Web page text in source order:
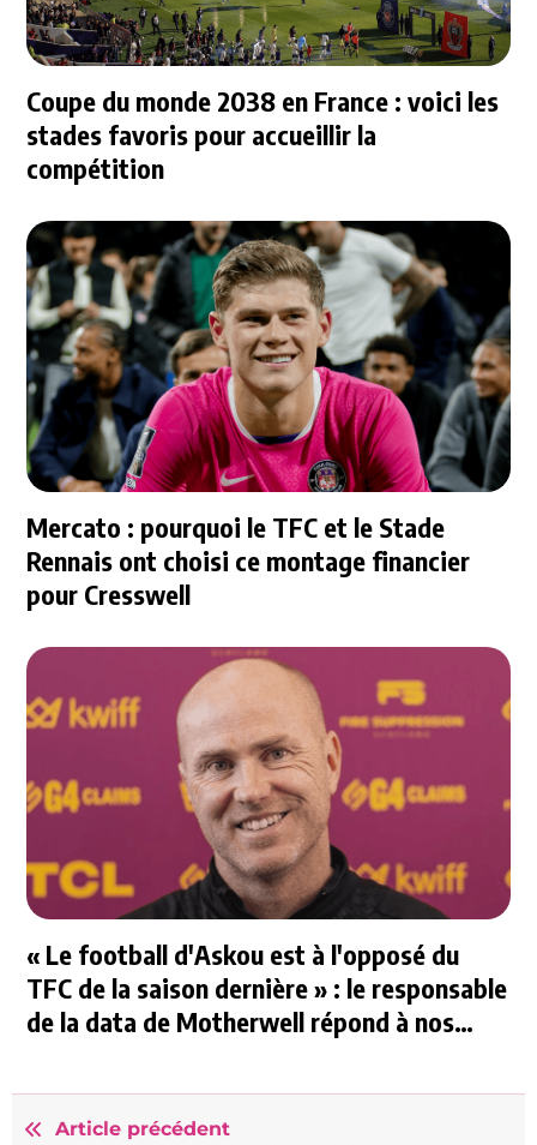
Coupe du monde 2038 en France : voici les
stades favoris pour accueillir la
compétition
Mercato : pourquoi le TFC et le Stade
Rennais ont choisi ce montage financier
pour Cresswell
« Le football d'Askou est à l'opposé du
TFC de la saison dernière » : le responsable
de la data de Motherwell répond à nos
Article précédent